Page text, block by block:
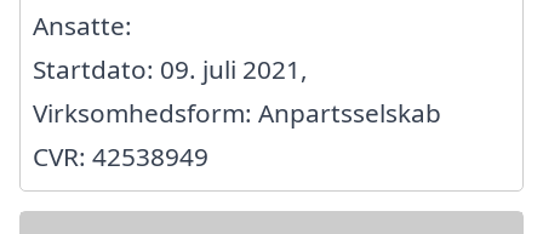
Ansatte:
Startdato: 09. juli 2021,
Virksomhedsform: Anpartsselskab
CVR: 42538949